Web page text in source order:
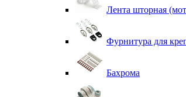
Лента шторная
Фурнитура для
Бахрома